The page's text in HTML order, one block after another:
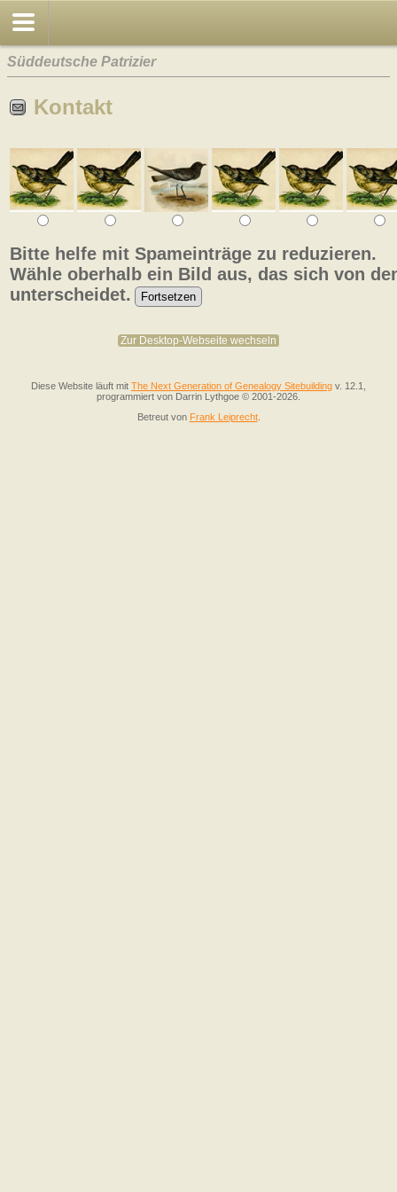
Süddeutsche Patrizier
Kontakt
Bitte helfe mit Spameinträge zu reduzieren.
Wähle oberhalb ein Bild aus, das sich von
unterscheidet.
Zur Desktop-Webseite wechseln
Diese Website läuft mit The Next Generation of Genealogy Sitebuilding v. 12.1,
programmiert von Darrin Lythgoe © 2001-2026.
Betreut von Frank Leiprecht.